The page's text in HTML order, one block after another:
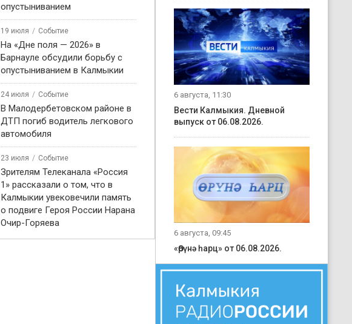
опустыниванием
19 июля Событие
На «Дне поля — 2026» в
Барнауле обсудили борьбу с
опустыниванием в Калмыкии
24 июля Событие
В Малодербетовском районе в
ДТП погиб водитель легкового
автомобиля
23 июля Событие
Зрителям Телеканала «Россия
1» рассказали о том, что в
Калмыкии увековечили память
о подвиге Героя России Нарана
Очир-Горяева
6 августа, 11:30
Вести Калмыкия. Дневной
выпуск от 06.08.2026.
6 августа, 09:45
«Өрүнә һарц» от 06.08.2026.